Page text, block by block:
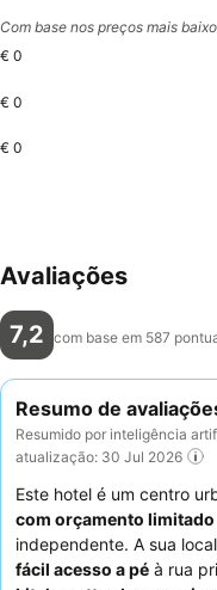
Com base nos preços mais
€ 0
€ 0
€ 0
Avaliações
7,2 com base em 587
Resumo de
Resumido por inteligência
atualização: 30 Jul 2026
Este hotel é um centro
com orçamento limitado
independente. A sua
fácil acesso a pé à rua